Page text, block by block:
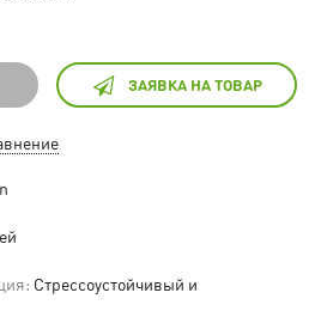
ЗАЯВКА НА ТОВАР
Стрессоустойчивый и